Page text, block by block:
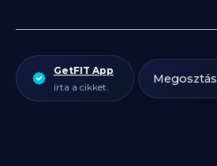
GetFIT App
írta a cikket.
Megosztás